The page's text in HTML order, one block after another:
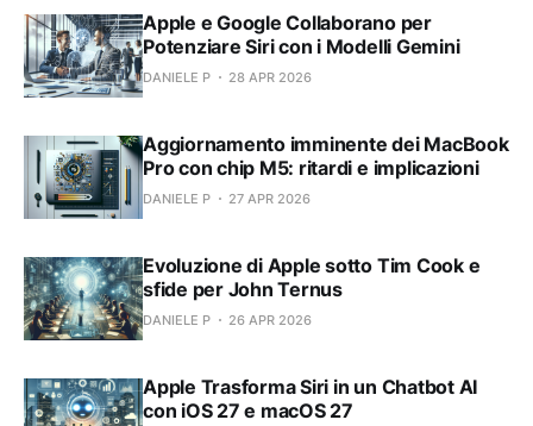
Apple e Google Collaborano per
Potenziare Siri con i Modelli Gemini
DANIELE P 28 APR 2026
Aggiornamento imminente dei MacBook
Pro con chip M5: ritardi e implicazioni
DANIELE P 27 APR 2026
Evoluzione di Apple sotto Tim Cook e
sfide per John Ternus
DANIELE P 26 APR 2026
Apple Trasforma Siri in un Chatbot AI
con iOS 27 e macOS 27